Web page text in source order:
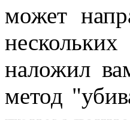
может
наложил
метод